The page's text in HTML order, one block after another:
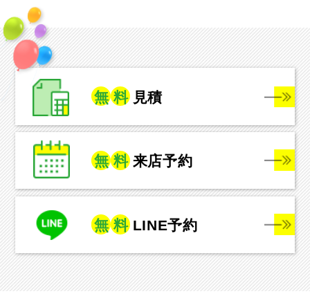
無 料 見積
無 料 来店予約
無 料 LINE予約